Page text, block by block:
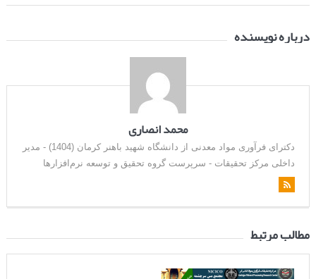
درباره نویسنده
محمد انصاری
دکترای فرآوری مواد معدنی از دانشگاه شهید باهنر کرمان (1404) - مدیر
داخلی مرکز تحقیقات - سرپرست گروه تحقیق و توسعه نرم‌افزارها
مطالب مرتبط